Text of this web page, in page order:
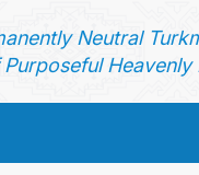
Neutral
Heavenly